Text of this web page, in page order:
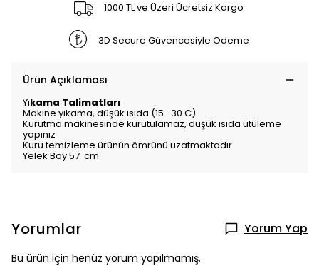
1000 TL ve Üzeri Ücretsiz Kargo
3D Secure Güvencesiyle Ödeme
Ürün Açıklaması
Yıkama Talimatları
Makine yıkama, düşük ısıda (15- 30 C).
Kurutma makinesinde kurutulamaz, düşük ısıda ütüleme
yapınız
Kuru temizleme ürünün ömrünü uzatmaktadır.
Yelek Boy 57 cm
Yorumlar Yorum Yap
Bu ürün için henüz yorum yapılmamış.